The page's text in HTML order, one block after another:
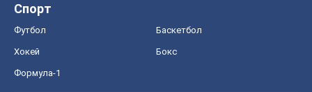
Спорт
Футбол Баскетбол
Хокей Бокс
Формула-1